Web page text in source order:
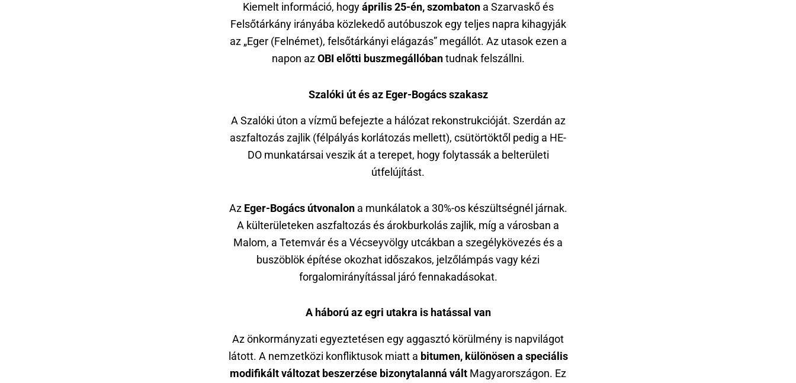
Kiemelt információ, hogyáprilis 25-én, szombatona Szarvaskő és
Felsőtárkány irányába közlekedő autóbuszok egy teljes napra kihagyják
az „Eger (Felnémet), felsőtárkányi elágazás” megállót. Az utasok ezen a
napon azOBI előtti buszmegállóbantudnak felszállni.
Szalóki út és az Eger-Bogács szakasz
A Szalóki úton a vízmű befejezte a hálózat rekonstrukcióját. Szerdán az
aszfaltozás zajlik (félpályás korlátozás mellett), csütörtöktől pedig a HE-
DO munkatársai veszik át a terepet, hogy folytassák a belterületi
útfelújítást.
Az Eger-Bogács útvonalona munkálatok a 30%-os készültségnél járnak.
A külterületeken aszfaltozás és árokburkolás zajlik, míg a városban a
Malom, a Tetemvár és a Vécseyvölgy utcákban a szegélykövezés és a
buszöblök építése okozhat időszakos, jelzőlámpás vagy kézi
forgalomirányítással járó fennakadásokat.
A háború az egri utakra is hatással van
Az önkormányzati egyeztetésen egy aggasztó körülmény is napvilágot
látott. A nemzetközi konfliktusok miatt a bitumen, különösen a speciális
modifikált változat beszerzése bizonytalanná vált Magyarországon. Ez